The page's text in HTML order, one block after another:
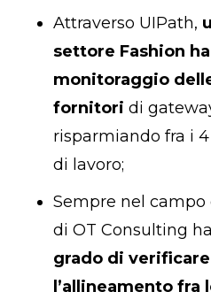
Attraverso UIPath,
settore Fashion
monitoraggio
fornitori di
risparmiando fra i
di lavoro;
Sempre nel campo
di OT Consulting ha
grado di
l’allineamento fra